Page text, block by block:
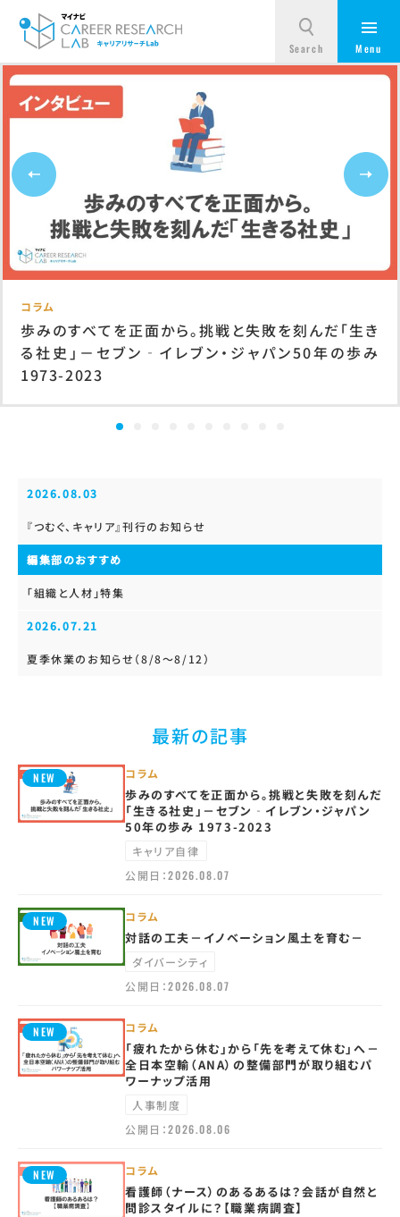
コラム
歩みのすべてを正面から。挑戦と失敗を刻んだ「生き
る社史」－セブン‐イレブン・ジャパン50年の歩み
1973-2023
2026.08.03
『つむぐ、キャリア』刊行のお知らせ
編集部のおすすめ
「組織と人材」特集
2026.07.21
夏季休業のお知らせ（8/8～8/12）
最新の記事
コラム
歩みのすべてを正面から。挑戦と失敗を刻んだ
「生きる社史」－セブン‐イレブン・ジャパン
50年の歩み 1973-2023
キャリア自律
公開日：2026.08.07
コラム
対話の工夫－イノベーション風土を育む－
ダイバーシティ
公開日：2026.08.07
コラム
「疲れたから休む」から「先を考えて休む」へ－
全日本空輸（ANA）の整備部門が取り組むパ
ワーナップ活用
人事制度
公開日：2026.08.06
コラム
看護師（ナース）のあるあるは？会話が自然と
問診スタイルに？【職業病調査】